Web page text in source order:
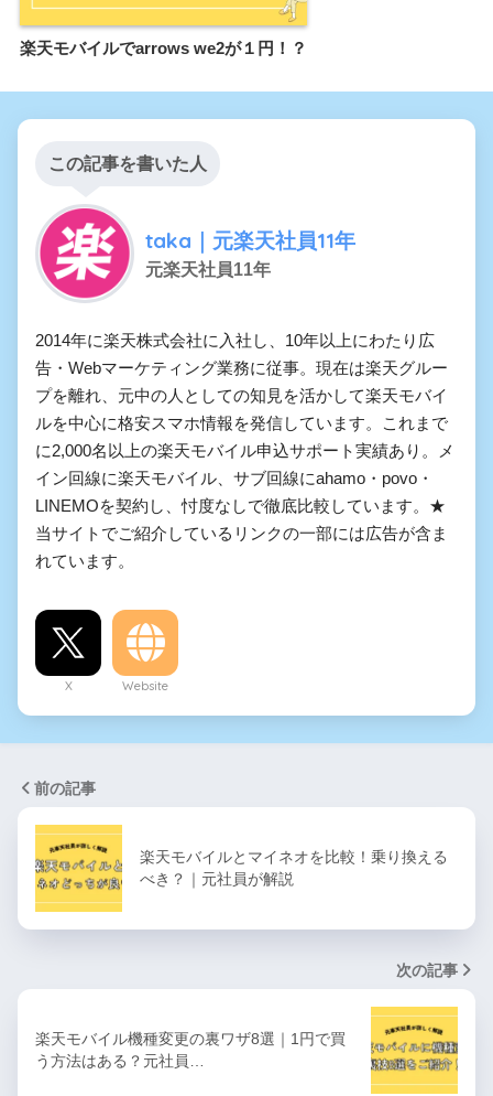
楽天モバイルでarrows we2が１円！？
この記事を書いた人
taka｜元楽天社員11年
元楽天社員11年
2014年に楽天株式会社に入社し、10年以上にわたり広
告・Webマーケティング業務に従事。現在は楽天グルー
プを離れ、元中の人としての知見を活かして楽天モバイ
ルを中心に格安スマホ情報を発信しています。これまで
に2,000名以上の楽天モバイル申込サポート実績あり。メ
イン回線に楽天モバイル、サブ回線にahamo・povo・
LINEMOを契約し、忖度なしで徹底比較しています。★
当サイトでご紹介しているリンクの一部には広告が含ま
れています。
X Website
前の記事
楽天モバイルとマイネオを比較！乗り換える
べき？｜元社員が解説
次の記事
楽天モバイル機種変更の裏ワザ8選｜1円で買
う方法はある？元社員…